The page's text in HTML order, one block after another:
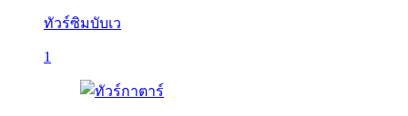
ทัวร์ซิมบับเว
1